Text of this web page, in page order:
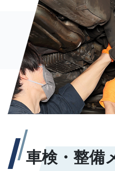
車検・整備